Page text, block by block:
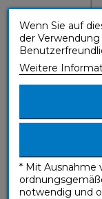
Wenn Sie auf
der
Weitere
* Mit Ausnahme
notwendig und